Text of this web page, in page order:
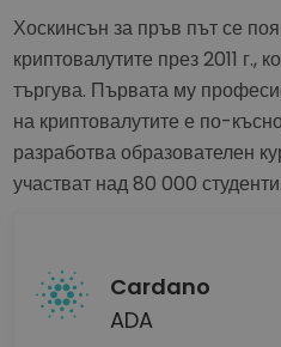
Хоскинсън за пръв път се
криптовалутите през 2011 г.,
търгува. Първата му
на криптовалутите е по-
разработва образователен
участват над 80 000 студенти.
Cardano
ADA